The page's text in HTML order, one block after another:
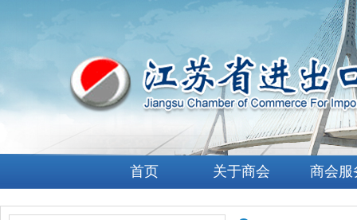
首页 关于商会 商会服